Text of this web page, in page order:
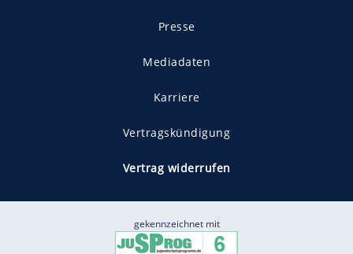
Presse
Mediadaten
Karriere
Vertragskündigung
Vertrag widerrufen
gekennzeichnet mit